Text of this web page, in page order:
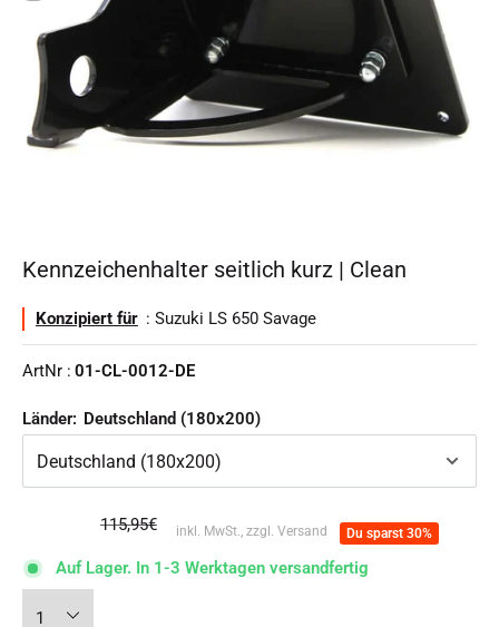
Kennzeichenhalter seitlich kurz | Clean
Konzipiert für : Suzuki LS 650 Savage
ArtNr : 01-CL-0012-DE
Länder: Deutschland (180x200)
Normalpreis
115,95€ inkl. MwSt., zzgl. Versand Du sparst 30%
Auf Lager. In 1-3 Werktagen versandfertig